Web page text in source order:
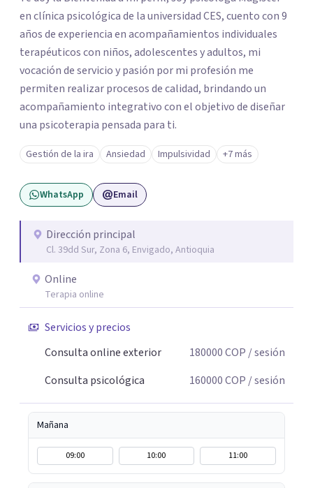
en clínica psicológica de la universidad CES, cuento con 9
años de experiencia en acompañamientos individuales
terapéuticos con niños, adolescentes y adultos, mi
vocación de servicio y pasión por mi profesión me
permiten realizar procesos de calidad, brindando un
acompañamiento integrativo con el objetivo de diseñar
una psicoterapia pensada para ti.
Gestión de la ira Ansiedad Impulsividad +7 más
WhatsApp Email
Dirección principal
Cl. 39dd Sur, Zona 6, Envigado, Antioquia
Online
Terapia online
Servicios y precios
Consulta online exterior
180000COP / sesión
Consulta psicológica
160000COP / sesión
Mañana
09:00 10:00 11:00